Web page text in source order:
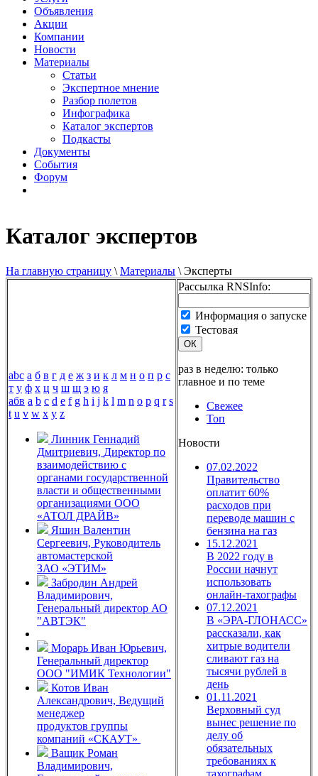
Каталог экспертов
На главную страницу \ Материалы \ Эксперты
abc а б в г д е ж з и к л м н о п р с
т у ф х ц ч ш щ э ю я
абв a b c d e f g h i j k l m n o p q r s
t u v w x y z
Линник Геннадий
Дмитриевич, Директор по
взаимодействию с
органами государственной
власти и общественными
организациями ООО
«АТОЛ ДРАЙВ»
Яшин Валентин
Сергеевич, Руководитель
автомастерской
ЗАО «ЭТИМ»
Забродин Андрей
Владимирович,
Генеральный директор АО
"АВТЭК"
Морарь Иван Юрьевич,
Генеральный директор
ООО "ИМИК Технологии"
Котов Иван
Александрович, Ведущий
менеджер
продуктов группы
компаний «СКАУТ»
Ващик Роман
Владимирович,
Рассылка RNSInfo:
Информация о запуске
Тестовая
ОК
раз в неделю: только
главное и по теме
Свежее
Топ
Новости
07.02.2022
Правительство
оплатит 60%
расходов при
переводе машин с
бензина на газ
15.12.2021
В 2022 году в
России начнут
использовать
онлайн-тахографы
07.12.2021
В «ЭРА-ГЛОНАСС»
рассказали, как
хитрые водители
сливают газ на
тысячи рублей в
день
01.11.2021
Верховный суд
вынес решение по
делу об
обязательных
требованиях к
тахографам
Объявления
Акции
Компании
Новости
Материалы
Статьи
Экспертное мнение
Разбор полетов
Инфографика
Каталог экспертов
Подкасты
Документы
События
Форум